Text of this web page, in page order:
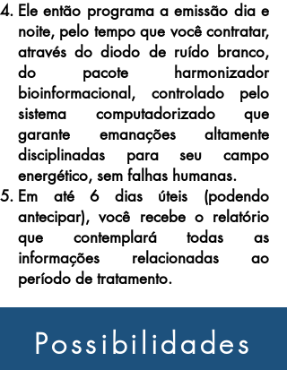
Ele então programa a emissão dia e
noite, pelo tempo que você contratar,
através do diodo de ruído branco,
do pacote harmonizador
bioinformacional, controlado pelo
sistema computadorizado que
garante emanações altamente
disciplinadas para seu campo
energético, sem falhas humanas.
Em até 6 dias úteis (podendo
antecipar), você recebe o relatório
que contemplará todas as
informações relacionadas ao
período de tratamento.
Possibilidades